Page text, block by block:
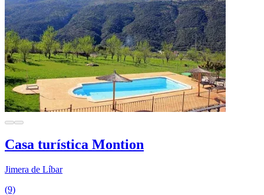
Casa turística Montion
Jimera de Líbar
(9)